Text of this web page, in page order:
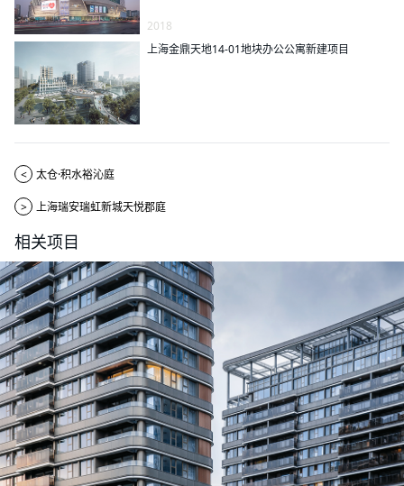
2018
上海金鼎天地14-01地块办公公寓新建项目
< 太仓·积水裕沁庭
> 上海瑞安瑞虹新城天悦郡庭
相关项目